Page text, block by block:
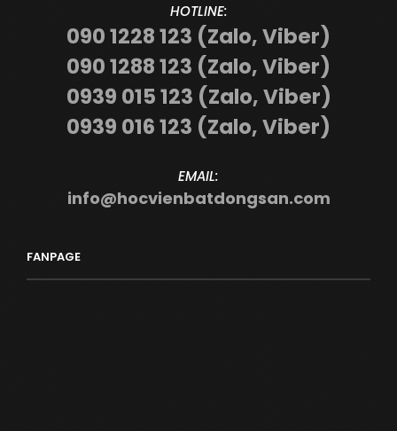
HOTLINE:
090 1228 123 (Zalo, Viber)
090 1288 123 (Zalo, Viber)
0939 015 123 (Zalo, Viber)
0939 016 123 (Zalo, Viber)
EMAIL:
info@hocvienbatdongsan.com
FANPAGE